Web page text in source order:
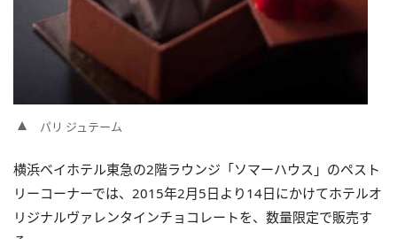
パリ ジュテーム
横浜ベイホテル東急の2階ラウンジ「ソマーハウス」のペスト
リーコーナーでは、2015年2月5日より14日にかけてホテルオ
リジナルヴァレンタインチョコレートを、数量限定で販売す